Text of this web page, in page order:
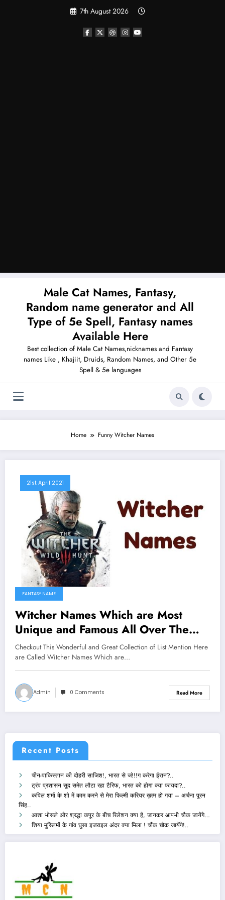
7th August 2026
Male Cat Names, Fantasy,
Random name generator and All
Type of 5e Spell, Fantasy names
Available Here
Best collection of Male Cat Names,nicknames and Fantasy
names Like , Khajiit, Druids, Random Names, and Other 5e
Spell & 5e languages
Home Funny Witcher Names
21st April 2021
FANTASY NAME
Witcher Names Which are Most
Unique and Famous All Over The
Worlds
Checkout This Wonderful and Great Collection of List Mention Here
are Called Witcher Names Which are…
Admin 0 Comments Read More
Recent Posts
चीन-पाकिस्तान की दोहरी साजिश!, भारत से जं!!!ग करेगा ईरान?..
ट्रंप प्रशासन सूद समेत लौटा रहा टैरिफ, भारत को होगा क्या फायदा?..
कपिल शर्मा के शो में काम करने से मेरा फिल्मी करियर ख़त्म हो गया – अर्चना पूरन
सिंह..
आशा भोसले और श्रद्धा कपूर के बीच रिलेशन क्या है, जानकर आपभी चौक जायेंगे…
शिया मुस्लिमों के गांव घुसा इजराइल अंदर क्या मिला ! चौंक चौक जायेंगे!..